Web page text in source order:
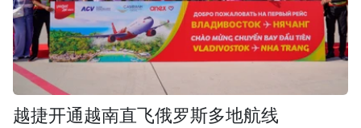
越捷开通越南直飞俄罗斯多地航线